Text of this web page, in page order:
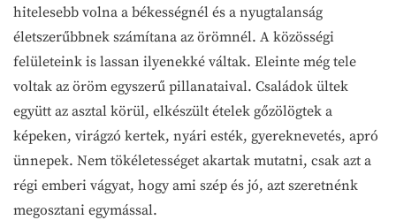
hitelesebb volna a békességnél és a nyugtalanság
életszerűbbnek számítana az örömnél. A közösségi
felületeink is lassan ilyenekké váltak. Eleinte még tele
voltak az öröm egyszerű pillanataival. Családok ültek
együtt az asztal körül, elkészült ételek gőzölögtek a
képeken, virágzó kertek, nyári esték, gyereknevetés, apró
ünnepek. Nem tökéletességet akartak mutatni, csak azt a
régi emberi vágyat, hogy ami szép és jó, azt szeretnénk
megosztani egymással.